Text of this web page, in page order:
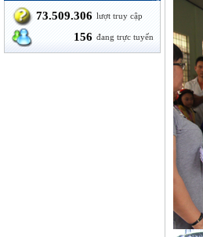
73.509.306 lượt truy cập
156 đang trực tuyến